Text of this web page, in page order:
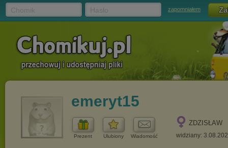
zapomniałem
emeryt15
Prezent Ulubiony Wiadomość
ZDZISŁAW
widziany: